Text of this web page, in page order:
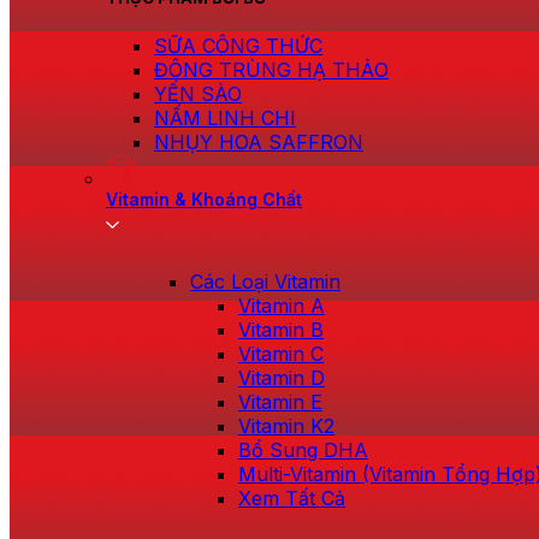
SỮA CÔNG THỨC
ĐÔNG TRÙNG HẠ THẢO
YẾN SÀO
NẤM LINH CHI
NHỤY HOA SAFFRON
Vitamin & Khoáng Chất
Các Loại Vitamin
Vitamin A
Vitamin B
Vitamin C
Vitamin D
Vitamin E
Vitamin K2
Bổ Sung DHA
Multi-Vitamin (Vitamin Tổng
Xem Tất Cả